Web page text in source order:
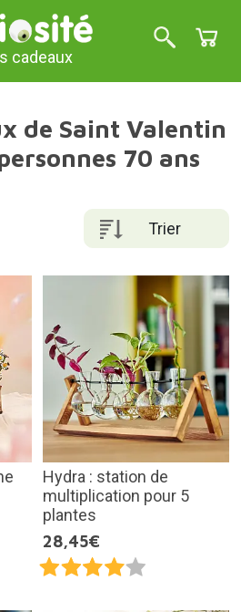
cadeaux
de Saint Valentin
70 ans
Trier
Hydra : station de
multiplication pour 5
plantes
28,45€